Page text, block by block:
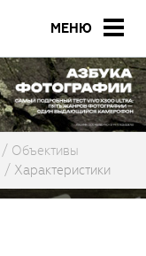
МЕНЮ
Объективы
Характеристики